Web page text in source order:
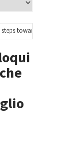
towards sustainability –
di studio 2026/27